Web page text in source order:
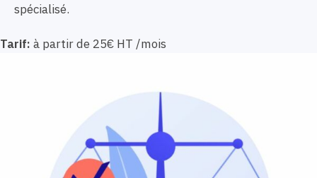
spécialisé.
Tarif: à partir de 25€ HT /mois